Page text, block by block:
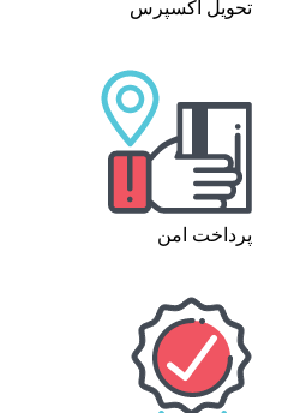
تحویل اکسپرس
پرداخت امن